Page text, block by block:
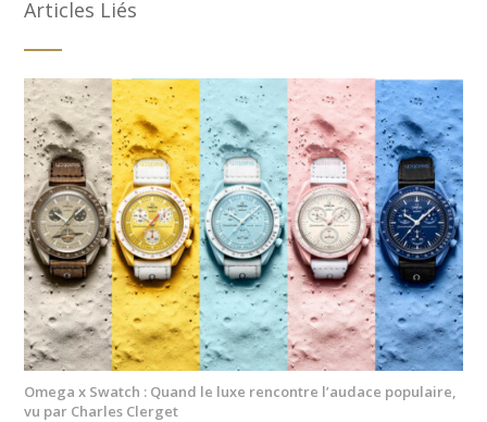
Articles Liés
Omega x Swatch : Quand le luxe rencontre l’audace populaire,
vu par Charles Clerget